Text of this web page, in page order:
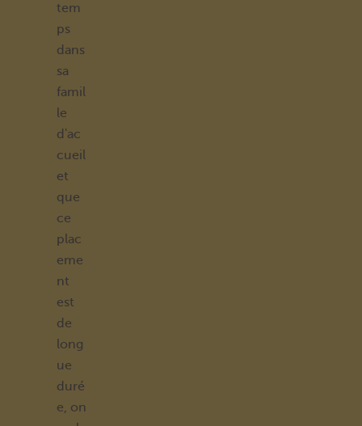
tem
ps
dans
sa
famil
le
d'ac
cueil
et
que
ce
plac
eme
nt
est
de
long
ue
duré
e, on